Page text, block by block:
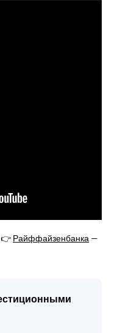
👉 Райффайзенбанка —